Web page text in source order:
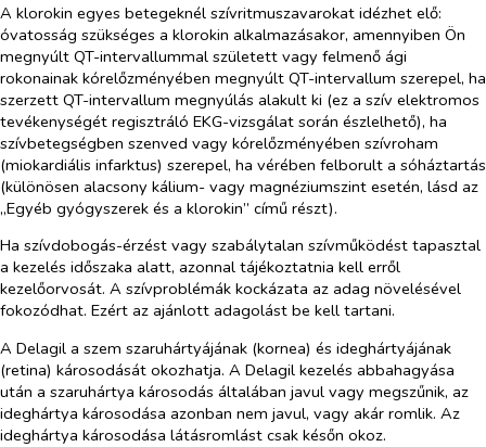
A klorokin egyes betegeknél szívritmuszavarokat idézhet elő:
óvatosság szükséges a klorokin alkalmazásakor, amennyiben Ön
megnyúlt QT-intervallummal született vagy felmenő ági
rokonainak kórelőzményében megnyúlt QT-intervallum szerepel, ha
szerzett QT-intervallum megnyúlás alakult ki (ez a szív elektromos
tevékenységét regisztráló EKG-vizsgálat során észlelhető), ha
szívbetegségben szenved vagy kórelőzményében szívroham
(miokardiális infarktus) szerepel, ha vérében felborult a sóháztartás
(különösen alacsony kálium- vagy magnéziumszint esetén, lásd az
„Egyéb gyógyszerek és a klorokin” című részt).
Ha szívdobogás-érzést vagy szabálytalan szívműködést tapasztal
a kezelés időszaka alatt, azonnal tájékoztatnia kell erről
kezelőorvosát. A szívproblémák kockázata az adag növelésével
fokozódhat. Ezért az ajánlott adagolást be kell tartani.
A Delagil a szem szaruhártyájának (kornea) és ideghártyájának
(retina) károsodását okozhatja. A Delagil kezelés abbahagyása
után a szaruhártya károsodás általában javul vagy megszűnik, az
ideghártya károsodása azonban nem javul, vagy akár romlik. Az
ideghártya károsodása látásromlást csak későn okoz.